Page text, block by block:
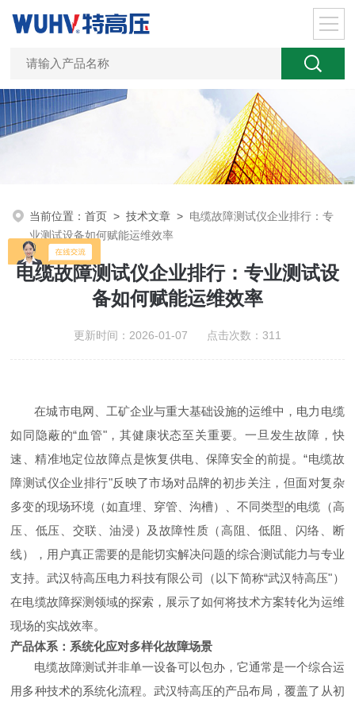
当前位置：首页 >技术文章 > 电缆故障测试仪企业排行：专
业测试设备如何赋能运维效率
电缆故障测试仪企业排行：专业测试设
备如何赋能运维效率
更新时间：2026-01-07 点击次数：311
在城市电网、工矿企业与重大基础设施的运维中，电力电缆
如同隐蔽的“血管"，其健康状态至关重要。一旦发生故障，快
速、精准地定位故障点是恢复供电、保障安全的前提。“电缆故
障测试仪企业排行"反映了市场对品牌的初步关注，但面对复杂
多变的现场环境（如直埋、穿管、沟槽）、不同类型的电缆（高
压、低压、交联、油浸）及故障性质（高阻、低阻、闪络、断
线），用户真正需要的是能切实解决问题的综合测试能力与专业
支持。武汉特高压电力科技有限公司（以下简称“武汉特高压"）
在电缆故障探测领域的探索，展示了如何将技术方案转化为运维
现场的实战效率。
产品体系：系统化应对多样化故障场景
电缆故障测试并非单一设备可以包办，它通常是一个综合运
用多种技术的系统化流程。武汉特高压的产品布局，覆盖了从初